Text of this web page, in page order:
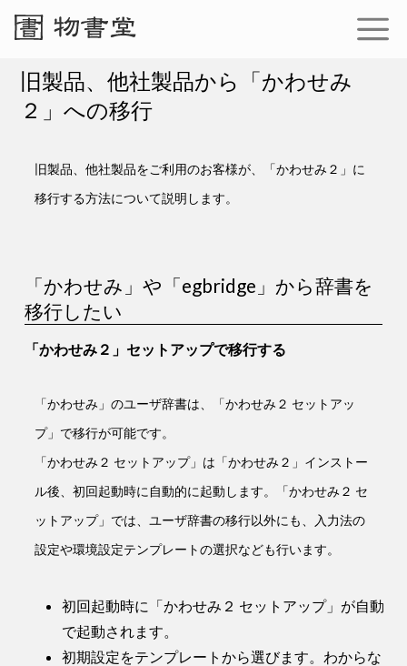
旧製品、他社製品から「かわせみ
２」への移行
旧製品、他社製品をご利用のお客様が、「かわせみ２」に
移行する方法について説明します。
「かわせみ」や「egbridge」から辞書を
移行したい
「かわせみ２」セットアップで移行する
「かわせみ」のユーザ辞書は、「かわせみ２ セットアッ
プ」で移行が可能です。
「かわせみ２ セットアップ」は「かわせみ２」インストー
ル後、初回起動時に自動的に起動します。「かわせみ２ セ
ットアップ」では、ユーザ辞書の移行以外にも、入力法の
設定や環境設定テンプレートの選択なども行います。
初回起動時に「かわせみ２ セットアップ」が自動
で起動されます。
初期設定をテンプレートから選びます。わからな